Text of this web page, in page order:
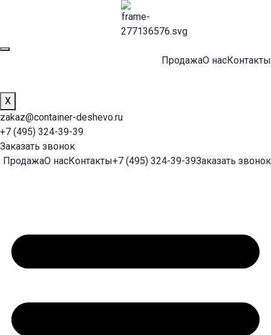
ПродажаО насКонтакты
X
zakaz@container-deshevo.ru
+7 (495) 324-39-39
Заказать звонок
ПродажаО насКонтакты+7 (495) 324-39-39Заказать звонок